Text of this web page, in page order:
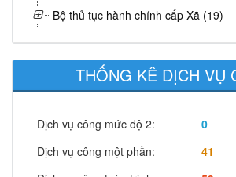
Bộ thủ tục hành chính cấp Xã (19)
THỐNG KÊ DỊCH VỤ
Dịch vụ công mức độ 2:
0
Dịch vụ công một phần:
41